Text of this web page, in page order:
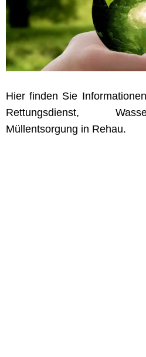
Hier finden Sie
Rettungsdienst,
Müllentsorgung in Rehau.